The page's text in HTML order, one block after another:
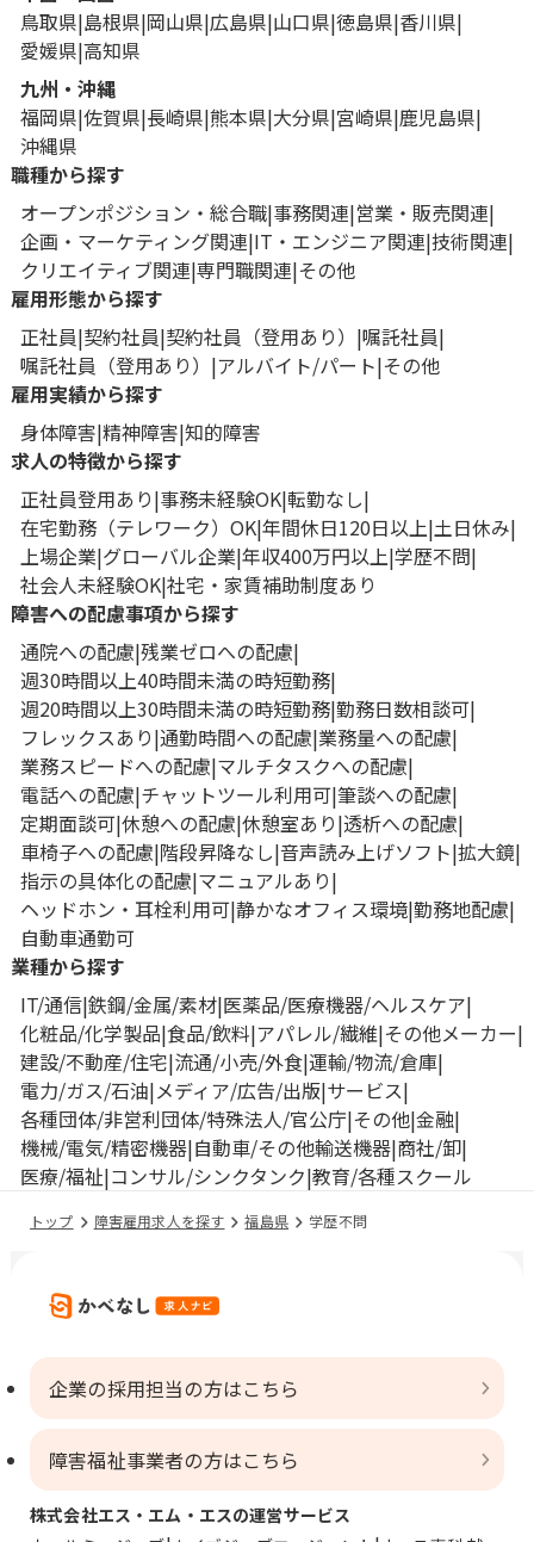
鳥取県 島根県 岡山県 広島県 山口県 徳島県 香川県
愛媛県 高知県
九州・沖縄
福岡県 佐賀県 長崎県 熊本県 大分県 宮崎県 鹿児島県
沖縄県
職種から探す
オープンポジション・総合職 事務関連 営業・販売関連
企画・マーケティング関連 IT・エンジニア関連 技術関連
クリエイティブ関連 専門職関連 その他
雇用形態から探す
正社員 契約社員 契約社員（登用あり）
嘱託社員
嘱託社員（登用あり）
アルバイト/パート その他
雇用実績から探す
身体障害 精神障害 知的障害
求人の特徴から探す
正社員登用あり 事務未経験OK 転勤なし
在宅勤務（テレワーク）OK 年間休日120日以上 土日休み
上場企業 グローバル企業 年収400万円以上 学歴不問
社会人未経験OK 社宅・家賃補助制度あり
障害への配慮事項から探す
通院への配慮 残業ゼロへの配慮
週30時間以上40時間未満の時短勤務
週20時間以上30時間未満の時短勤務 勤務日数相談可
フレックスあり 通勤時間への配慮 業務量への配慮
業務スピードへの配慮 マルチタスクへの配慮
電話への配慮 チャットツール利用可 筆談への配慮
定期面談可 休憩への配慮 休憩室あり 透析への配慮
車椅子への配慮 階段昇降なし 音声読み上げソフト 拡大鏡
指示の具体化の配慮 マニュアルあり
ヘッドホン・耳栓利用可 静かなオフィス環境 勤務地配慮
自動車通勤可
業種から探す
IT/通信 鉄鋼/金属/素材 医薬品/医療機器/ヘルスケア
化粧品/化学製品 食品/飲料 アパレル/繊維 その他メーカー
建設/不動産/住宅 流通/小売/外食 運輸/物流/倉庫
電力/ガス/石油 メディア/広告/出版 サービス
各種団体/非営利団体/特殊法人/官公庁 その他 金融
機械/電気/精密機器 自動車/その他輸送機器 商社/卸
医療/福祉 コンサル/シンクタンク 教育/各種スクール
トップ 障害雇用求人を探す 福島県 学歴不問
企業の採用担当の方はこちら
障害福祉事業者の方はこちら
株式会社エス・エム・エスの運営サービス